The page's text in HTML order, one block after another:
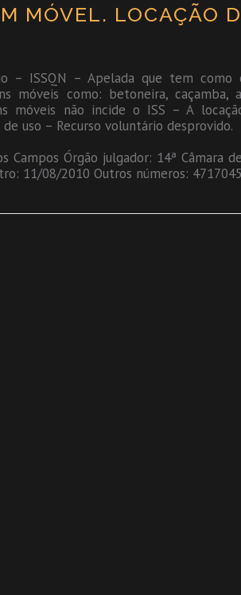
MÓVEL. LOCAÇÃO
– ISSQN – Apelada que tem como
como: betoneira, caçamba,
móveis não incide o ISS – A
uso – Recurso voluntário desprovido.
Campos Órgão julgador: 14ª Câmara
11/08/2010 Outros números: